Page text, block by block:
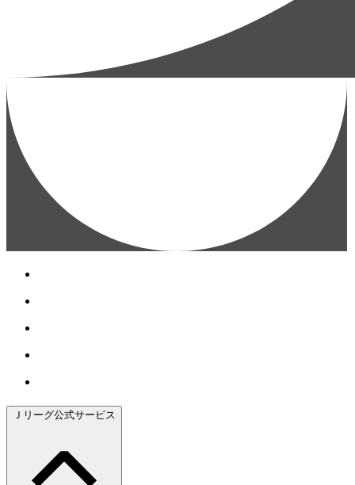
Ｊリーグ公式サービス